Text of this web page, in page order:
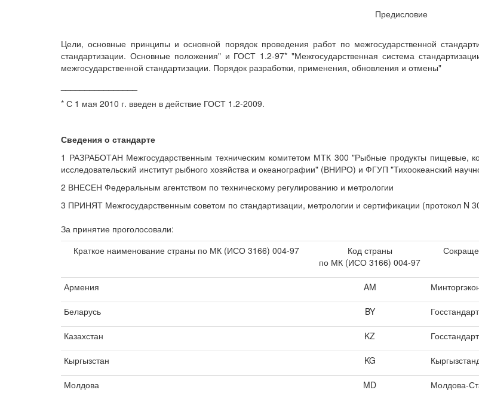
Предисловие
Цели, основные принципы и основной порядок проведения работ по межгосударственной
стандартизации. Основные положения" и ГОСТ 1.2-97* "Межгосударственная система
межгосударственной стандартизации. Порядок разработки, применения, обновления и отмены"
* С 1 мая 2010 г. введен в действие ГОСТ 1.2-2009.
Сведения о стандарте
1 РАЗРАБОТАН Межгосударственным техническим комитетом МТК 300 "Рыбные продукты пищевые,
исследовательский институт рыбного хозяйства и океанографии" (ВНИРО) и ФГУП "Тихоокеанский
2 ВНЕСЕН Федеральным агентством по техническому регулированию и метрологии
3 ПРИНЯТ Межгосударственным советом по стандартизации, метрологии и сертификации (протокол N
За принятие проголосовали:
Краткое наименование страны по МК (ИСО 3166) 004-97
Код страны
по МК (ИСО 3166) 004-97
Армения AM
Беларусь BY
Казахстан KZ
Кыргызстан KG
Молдова MD Молдова-